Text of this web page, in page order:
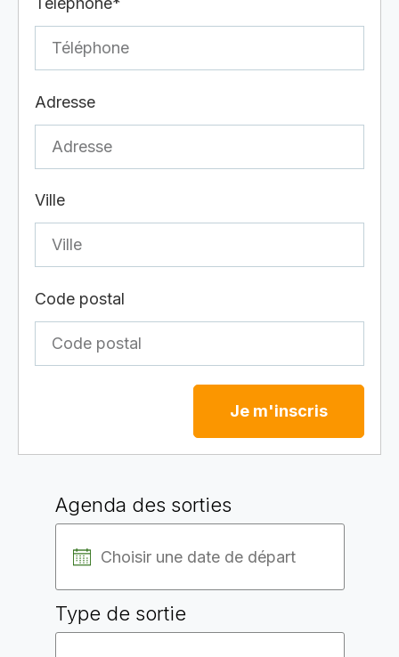
Adresse
Ville
Code postal
Je m'inscris
Agenda des sorties
Type de sortie